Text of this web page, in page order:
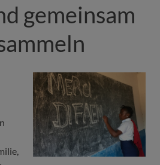
gemeinsam